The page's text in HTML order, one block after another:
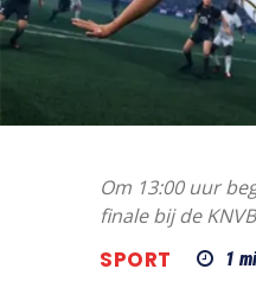
Om 13:00 uur
finale bij de
SPORT 1